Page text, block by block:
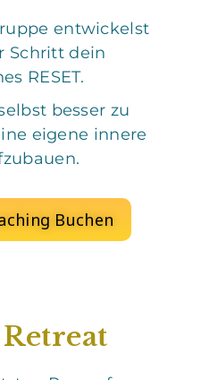
entwickelst
Schritt dein
RESET.
besser zu
eigene innere
Buchen